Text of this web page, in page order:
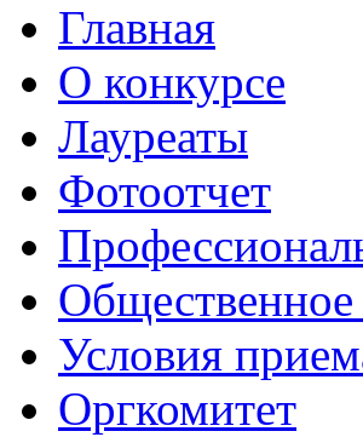
Главная
О конкурсе
Лауреаты
Фотоотчет
Условия
Оргкомитет